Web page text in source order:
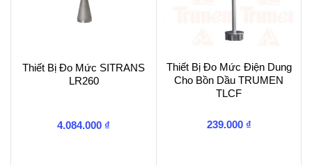
Thiết Bị Đo Mức SITRANS
LR260
4.084.000 ₫
Thiết Bị Đo Mức Điện Dung
Cho Bồn Dầu TRUMEN
TLCF
239.000 ₫